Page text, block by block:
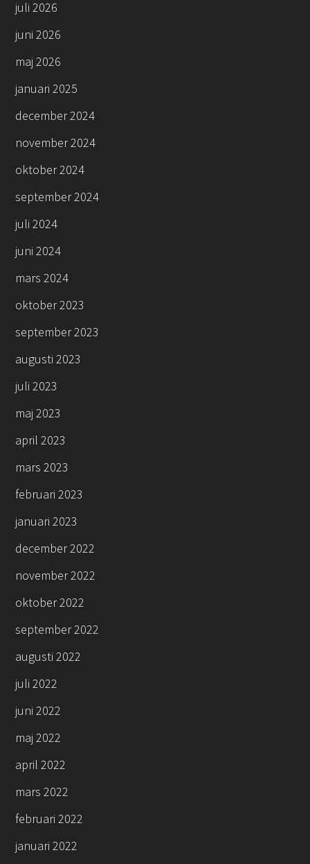
juli 2026
juni 2026
maj 2026
januari 2025
december 2024
november 2024
oktober 2024
september 2024
juli 2024
juni 2024
mars 2024
oktober 2023
september 2023
augusti 2023
juli 2023
maj 2023
april 2023
mars 2023
februari 2023
januari 2023
december 2022
november 2022
oktober 2022
september 2022
augusti 2022
juli 2022
juni 2022
maj 2022
april 2022
mars 2022
februari 2022
januari 2022